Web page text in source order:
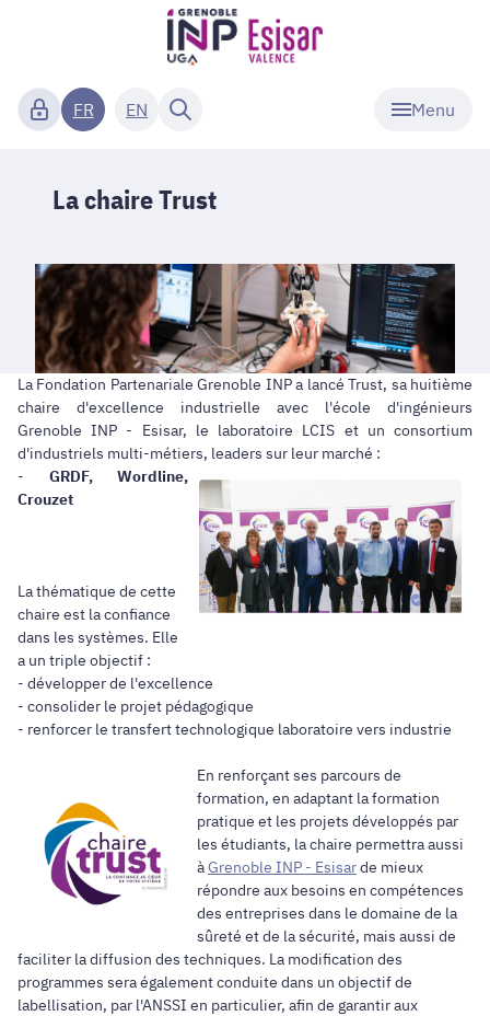
Menu
FR EN
La chaire Trust
La Fondation Partenariale Grenoble INP a lancé Trust, sa huitième
chaire d'excellence industrielle avec l'école d'ingénieurs
Grenoble INP - Esisar, le laboratoire LCIS et un consortium
d'industriels multi-métiers, leaders sur leur marché :
- GRDF, Wordline,
Crouzet
La thématique de cette
chaire est la confiance
dans les systèmes. Elle
a un triple objectif :
- développer de l'excellence
- consolider le projet pédagogique
- renforcer le transfert technologique laboratoire vers industrie
En renforçant ses parcours de
formation, en adaptant la formation
pratique et les projets développés par
les étudiants, la chaire permettra aussi
àGrenoble INP - Esisarde mieux
répondre aux besoins en compétences
des entreprises dans le domaine de la
sûreté et de la sécurité, mais aussi de
faciliter la diffusion des techniques. La modification des
programmes sera également conduite dans un objectif de
labellisation, par l'ANSSI en particulier, afin de garantir aux